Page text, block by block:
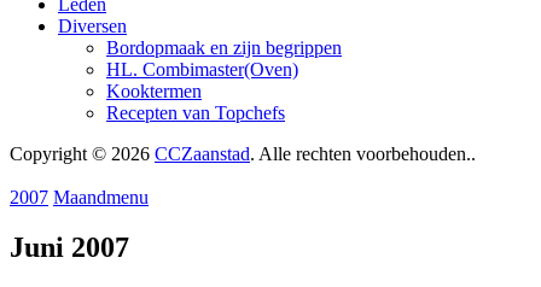
Diversen
Bordopmaak en zijn begrippen
HL. Combimaster(Oven)
Kooktermen
Recepten van Topchefs
Copyright © 2026 CCZaanstad. Alle rechten voorbehouden..
2007 Maandmenu
Juni 2007